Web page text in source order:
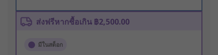
ส่งฟรีหากซื้อเกิน ฿2,500.00
มีในสต็อก